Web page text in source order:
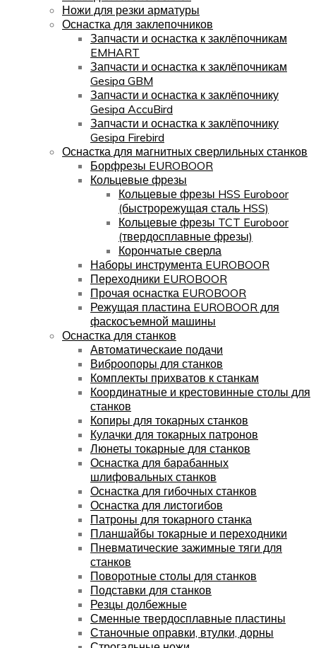
Ножи для резки арматуры
Оснастка для заклепочников
Запчасти и оснастка к заклёпочникам
EMHART
Запчасти и оснастка к заклёпочникам
Gesipa GBM
Запчасти и оснастка к заклёпочнику
Gesipa AccuBird
Запчасти и оснастка к заклёпочнику
Gesipa Firebird
Оснастка для магнитных сверлильных станков
Борфрезы EUROBOOR
Кольцевые фрезы
Кольцевые фрезы HSS Euroboor
(быстрорежущая сталь HSS)
Кольцевые фрезы TCT Euroboor
(твердосплавные фрезы)
Корончатые сверла
Наборы инструмента EUROBOOR
Переходники EUROBOOR
Прочая оснастка EUROBOOR
Режущая пластина EUROBOOR для
фаскосъемной машины
Оснастка для станков
Автоматическаие подачи
Виброопоры для станков
Комплекты прихватов к станкам
Координатные и крестовинные столы для
станков
Копиры для токарных станков
Кулачки для токарных патронов
Люнеты токарные для станков
Оснастка для барабанных
шлифовальных станков
Оснастка для гибочных станков
Оснастка для листогибов
Патроны для токарного станка
Планшайбы токарные и переходники
Пневматические зажимные тяги для
станков
Поворотные столы для станков
Подставки для станков
Резцы долбежные
Сменные твердосплавные пластины
Станочные оправки, втулки, дорны